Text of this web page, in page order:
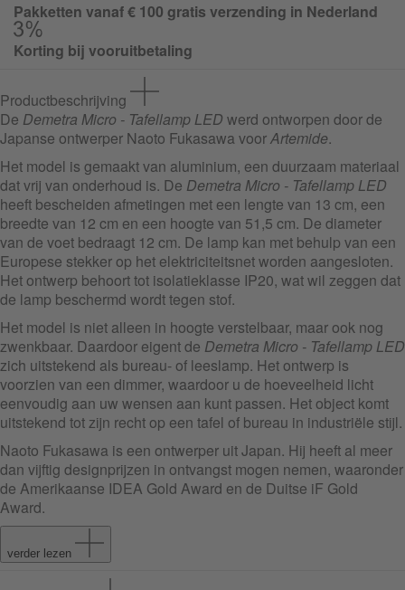
Pakketten vanaf € 100 gratis verzending in Nederland
Korting bij vooruitbetaling
Productbeschrijving
De Demetra Micro - Tafellamp LED werd ontworpen door de
Japanse ontwerper Naoto Fukasawa voorArtemide.
Het model is gemaakt van aluminium, een duurzaam materiaal
dat vrij van onderhoud is. De Demetra Micro - Tafellamp LED
heeft bescheiden afmetingen met een lengte van 13 cm, een
breedte van 12 cm en een hoogte van 51,5 cm. De diameter
van de voet bedraagt 12 cm. De lamp kan met behulp van een
Europese stekker op het elektriciteitsnet worden aangesloten.
Het ontwerp behoort tot isolatieklasse IP20, wat wil zeggen dat
de lamp beschermd wordt tegen stof.
Het model is niet alleen in hoogte verstelbaar, maar ook nog
zwenkbaar. Daardoor eigent de Demetra Micro - Tafellamp LED
zich uitstekend als bureau- of leeslamp. Het ontwerp is
voorzien van een dimmer, waardoor u de hoeveelheid licht
eenvoudig aan uw wensen aan kunt passen. Het object komt
uitstekend tot zijn recht op een tafel of bureau in industriële stijl.
Naoto Fukasawa is een ontwerper uit Japan. Hij heeft al meer
dan vijftig designprijzen in ontvangst mogen nemen, waaronder
de Amerikaanse IDEA Gold Award en de Duitse iF Gold
Award.
verder lezen